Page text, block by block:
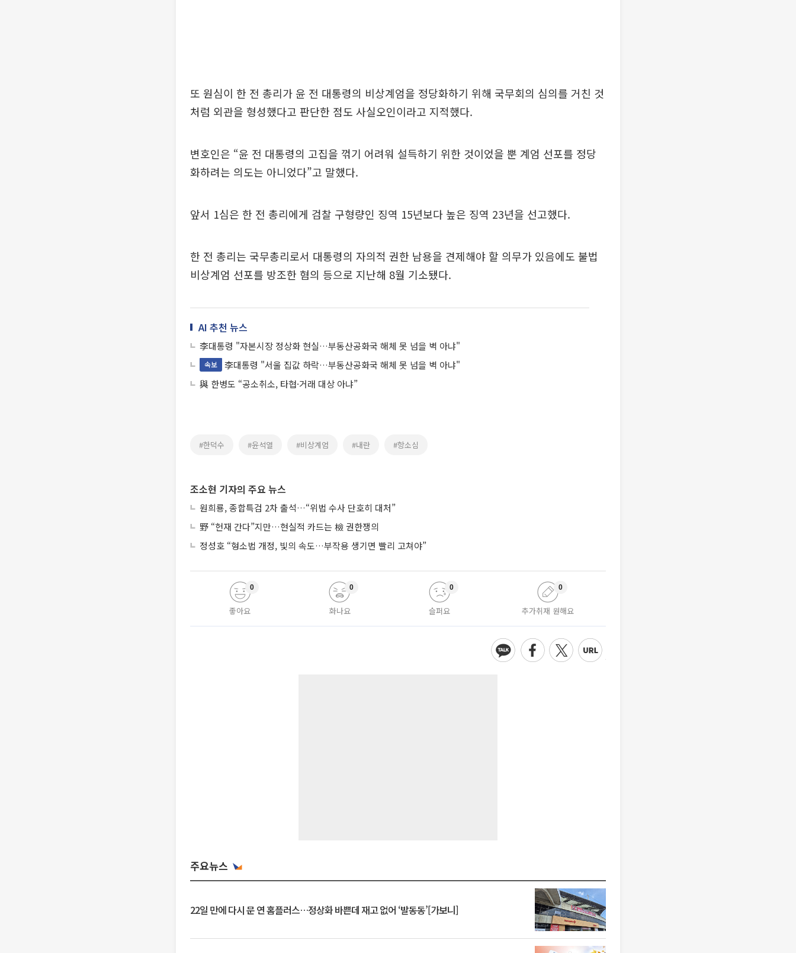
또 원심이 한 전 총리가 윤 전 대통령의 비상계엄을 정당화하기 위해 국무회의 심의를 거친 것
처럼 외관을 형성했다고 판단한 점도 사실오인이라고 지적했다.
변호인은 “윤 전 대통령의 고집을 꺾기 어려워 설득하기 위한 것이었을 뿐 계엄 선포를 정당
화하려는 의도는 아니었다”고 말했다.
앞서 1심은 한 전 총리에게 검찰 구형량인 징역 15년보다 높은 징역 23년을 선고했다.
한 전 총리는 국무총리로서 대통령의 자의적 권한 남용을 견제해야 할 의무가 있음에도 불법
비상계엄 선포를 방조한 혐의 등으로 지난해 8월 기소됐다.
AI 추천 뉴스
李대통령 "자본시장 정상화 현실…부동산공화국 해체 못 넘을 벽 아냐"
속보
李대통령 "서울 집값 하락…부동산공화국 해체 못 넘을 벽 아냐"
與 한병도 “공소취소, 타협·거래 대상 아냐”
#한덕수 #윤석열 #비상계엄 #내란 #항소심
조소현 기자의 주요 뉴스
원희룡, 종합특검 2차 출석…“위법 수사 단호히 대처”
野 “헌재 간다”지만…현실적 카드는 檢 권한쟁의
정성호 “형소법 개정, 빛의 속도…부작용 생기면 빨리 고쳐야”
좋아요
0
화나요
0
슬퍼요
0
추가취재 원해요
0
주요뉴스
22일 만에 다시 문 연 홈플러스…정상화 바쁜데 재고 없어 ‘발동동’[가보니]